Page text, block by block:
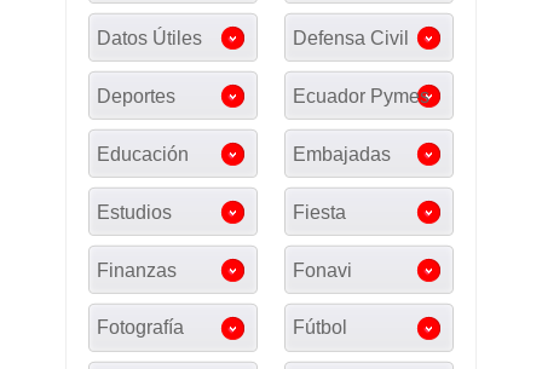
Datos Útiles Defensa Civil
Deportes Ecuador Pymes
Educación Embajadas
Estudios Fiesta
Finanzas Fonavi
Fotografía Fútbol